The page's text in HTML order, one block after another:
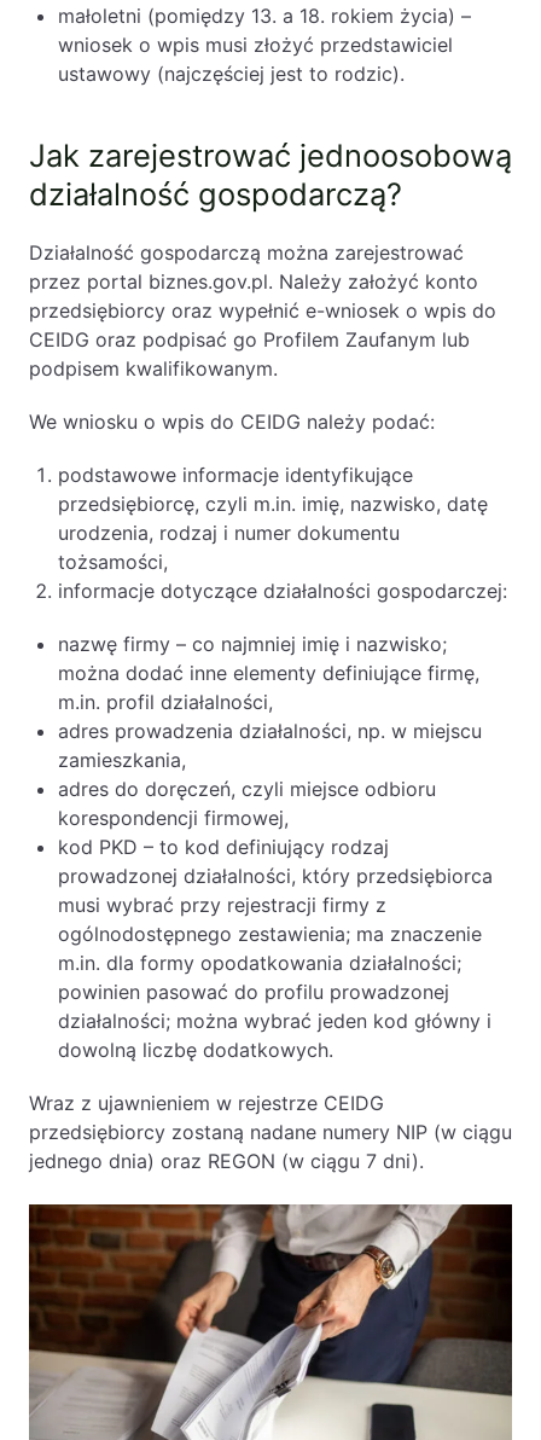
małoletni (pomiędzy 13. a 18. rokiem życia) –
wniosek o wpis musi złożyć przedstawiciel
ustawowy (najczęściej jest to rodzic).
Jak zarejestrować jednoosobową
działalność gospodarczą?
Działalność gospodarczą można zarejestrować
przez portal biznes.gov.pl. Należy założyć konto
przedsiębiorcy oraz wypełnić e-wniosek o wpis do
CEIDG oraz podpisać go Profilem Zaufanym lub
podpisem kwalifikowanym.
We wniosku o wpis do CEIDG należy podać:
podstawowe informacje identyfikujące
przedsiębiorcę, czyli m.in. imię, nazwisko, datę
urodzenia, rodzaj i numer dokumentu
tożsamości,
informacje dotyczące działalności gospodarczej:
nazwę firmy – co najmniej imię i nazwisko;
można dodać inne elementy definiujące firmę,
m.in. profil działalności,
adres prowadzenia działalności, np. w miejscu
zamieszkania,
adres do doręczeń, czyli miejsce odbioru
korespondencji firmowej,
kod PKD – to kod definiujący rodzaj
prowadzonej działalności, który przedsiębiorca
musi wybrać przy rejestracji firmy z
ogólnodostępnego zestawienia; ma znaczenie
m.in. dla formy opodatkowania działalności;
powinien pasować do profilu prowadzonej
działalności; można wybrać jeden kod główny i
dowolną liczbę dodatkowych.
Wraz z ujawnieniem w rejestrze CEIDG
przedsiębiorcy zostaną nadane numery NIP (w ciągu
jednego dnia) oraz REGON (w ciągu 7 dni).